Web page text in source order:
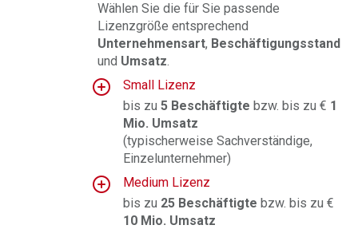
Wählen Sie die für Sie passende
Lizenzgröße entsprechend
Unternehmensart, Beschäftigungsstand
und Umsatz.
Small Lizenz
bis zu5 Beschäftigtebzw. bis zu € 1
Mio. Umsatz
(typischerweise Sachverständige,
Einzelunternehmer)
Medium Lizenz
bis zu 25 Beschäftigtebzw. bis zu €
10 Mio. Umsatz